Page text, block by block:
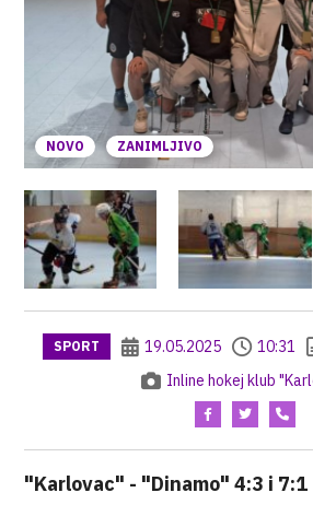
NOVO ZANIMLJIVO
SPORT 19.05.2025 10:31
Inline hokej klub
"Karlovac" - "Dinamo" 4:3 i 7:1